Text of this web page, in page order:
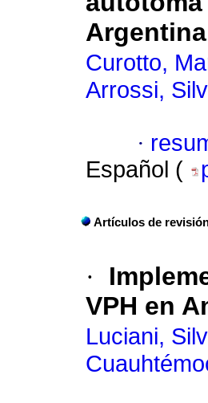
Argentina
Curotto,
Arrossi,
·
Español (
Artículos de
·
VPH en
Luciani,